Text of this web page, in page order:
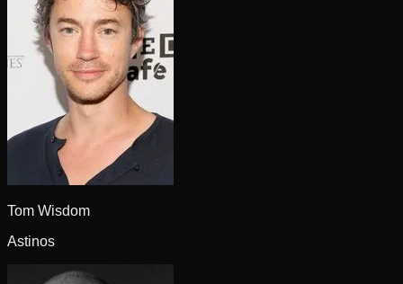
Tom Wisdom
Astinos